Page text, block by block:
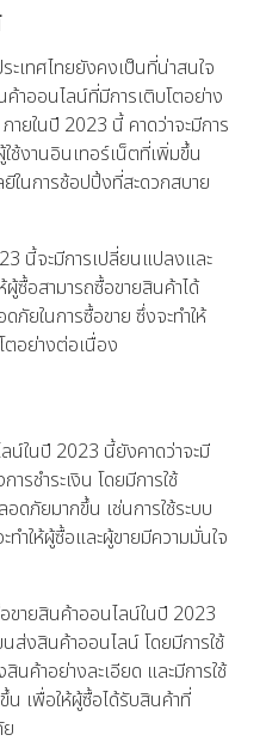
ะเทศไทยยังคงเป็นที่น่าสนใจ
ค้าออนไลน์ที่มีการเติบโตอย่าง
ายในปี 2023 นี้ คาดว่าจะมีการ
ช้งานอินเทอร์เน็ตที่เพิ่มขึ้น
ยีในการช้อปปิ้งที่สะดวกสบาย
นี้จะมีการเปลี่ยนแปลงและ
ซื้อสามารถซื้อขายสินค้าได้
ภัยในการซื้อขาย ซึ่งจะทำให้
ตอย่างต่อเนื่อง
น์ในปี 2023 นี้ยังคาดว่าจะมี
รชำระเงิน โดยมีการใช้
อดภัยมากขึ้น เช่นการใช้ระบบ
ทำให้ผู้ซื้อและผู้ขายมีความมั่นใจ
ขายสินค้าออนไลน์ในปี 2023
ส่งสินค้าออนไลน์ โดยมีการใช้
นค้าอย่างละเอียด และมีการใช้
เพื่อให้ผู้ซื้อได้รับสินค้าที่